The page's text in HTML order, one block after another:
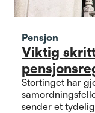
Pensjon
Viktig
Stortinget har
sender et